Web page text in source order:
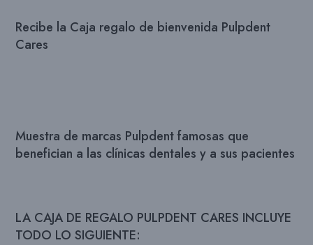
Recibe la Caja regalo de bienvenida Pulpdent
Cares
Muestra de marcas Pulpdent famosas que
benefician a las clínicas dentales y a sus pacientes
LA CAJA DE REGALO PULPDENT CARES INCLUYE
TODO LO SIGUIENTE: